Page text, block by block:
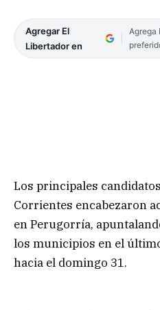
Agregar El
Libertador en
Agrega
Los principales
Corrientes encabezaron
en Perugorría,
los municipios en el
hacia el domingo 31.